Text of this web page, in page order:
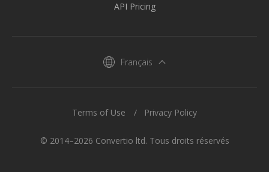
API Pricing
Français
© 2014–2026 Convertio ltd. Tous droits réservés
Terms of Use Privacy Policy